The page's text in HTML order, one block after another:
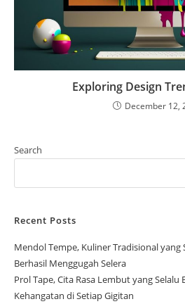
Exploring Design
December 12,
Search
Recent Posts
Mendol Tempe, Kuliner Tradisional yang
Berhasil Menggugah Selera
Prol Tape, Cita Rasa Lembut yang
Kehangatan di Setiap Gigitan